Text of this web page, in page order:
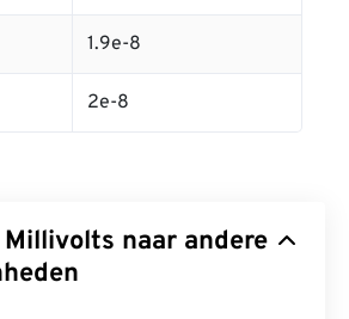
1.9e-8
2e-8
naar andere